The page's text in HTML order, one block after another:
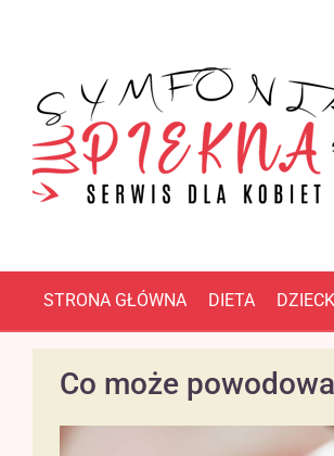
STRONA GŁÓWNA DIETA
Co może